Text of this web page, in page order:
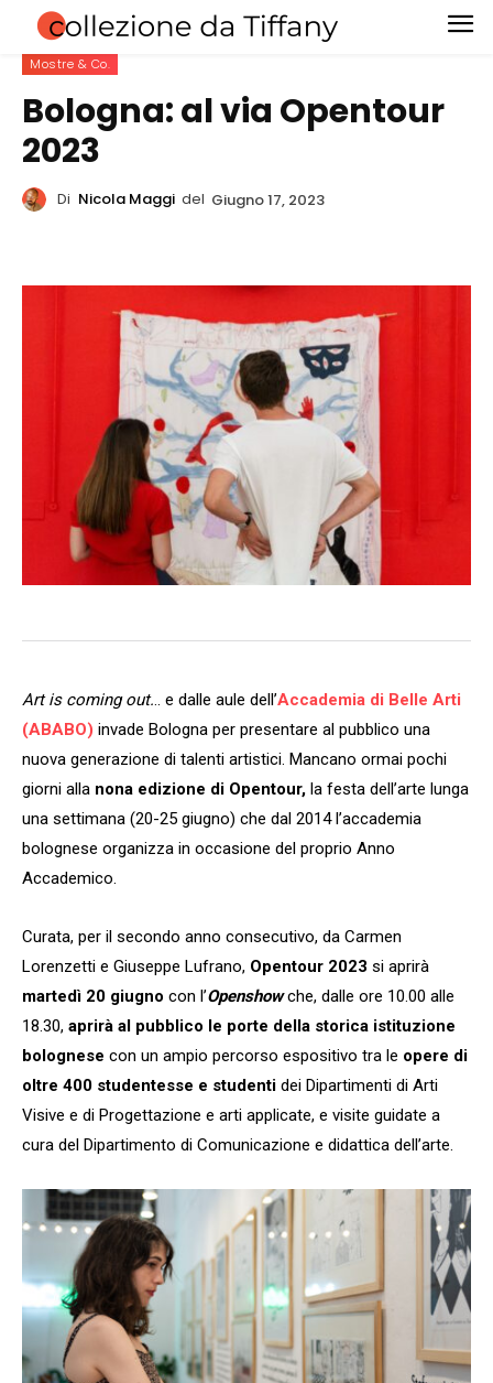
Mostre & Co.
Bologna: al via Opentour
2023
Di Nicola Maggi del Giugno 17, 2023
Art is coming out. .. e dalle aule dell’Accademia di Belle Arti
(ABABO) invade Bologna per presentare al pubblico una
nuova generazione di talenti artistici. Mancano ormai pochi
giorni alla nona edizione di Opentour, la festa dell’arte lunga
una settimana (20-25 giugno) che dal 2014 l’accademia
bolognese organizza in occasione del proprio Anno
Accademico.
Curata, per il secondo anno consecutivo, da Carmen
Lorenzetti e Giuseppe Lufrano, Opentour 2023 si aprirà
martedì 20 giugno con l’Openshowche, dalle ore 10.00 alle
18.30, aprirà al pubblico le porte della storica istituzione
bolognese con un ampio percorso espositivo tra le opere di
oltre 400 studentesse e studenti dei Dipartimenti di Arti
Visive e di Progettazione e arti applicate, e visite guidate a
cura del Dipartimento di Comunicazione e didattica dell’arte.